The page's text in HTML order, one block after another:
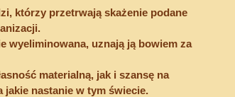
którzy przetrwają skażenie podane
wyeliminowana, uznają ją bowiem za
materialną, jak i szansę na
jakie nastanie w tym świecie.